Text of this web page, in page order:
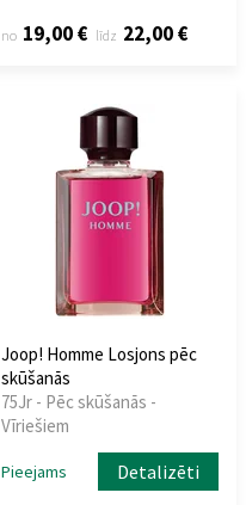
no 19,00 € līdz 22,00 €
Joop! Homme Losjons pēc
skūšanās
75Jr - Pēc skūšanās -
Vīriešiem
Pieejams Detalizēti